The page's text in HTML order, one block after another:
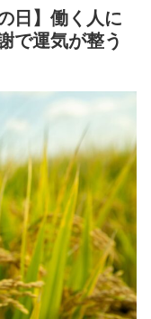
日】働く人に
で運気が整う